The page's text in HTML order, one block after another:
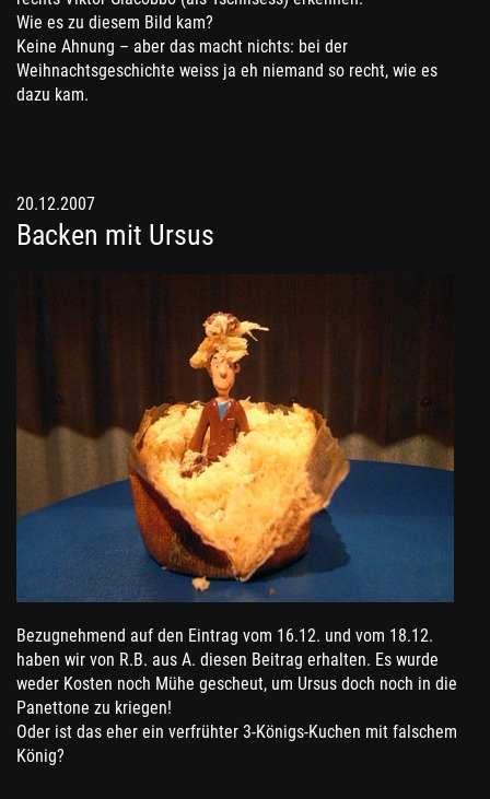
Wie es zu diesem Bild kam?
Keine Ahnung – aber das macht nichts: bei der
Weihnachtsgeschichte weiss ja eh niemand so recht, wie es
dazu kam.
20.12.2007
Backen mit Ursus
Bezugnehmend auf den Eintrag vom 16.12. und vom 18.12.
haben wir von R.B. aus A. diesen Beitrag erhalten. Es wurde
weder Kosten noch Mühe gescheut, um Ursus doch noch in die
Panettone zu kriegen!
Oder ist das eher ein verfrühter 3-Königs-Kuchen mit falschem
König?